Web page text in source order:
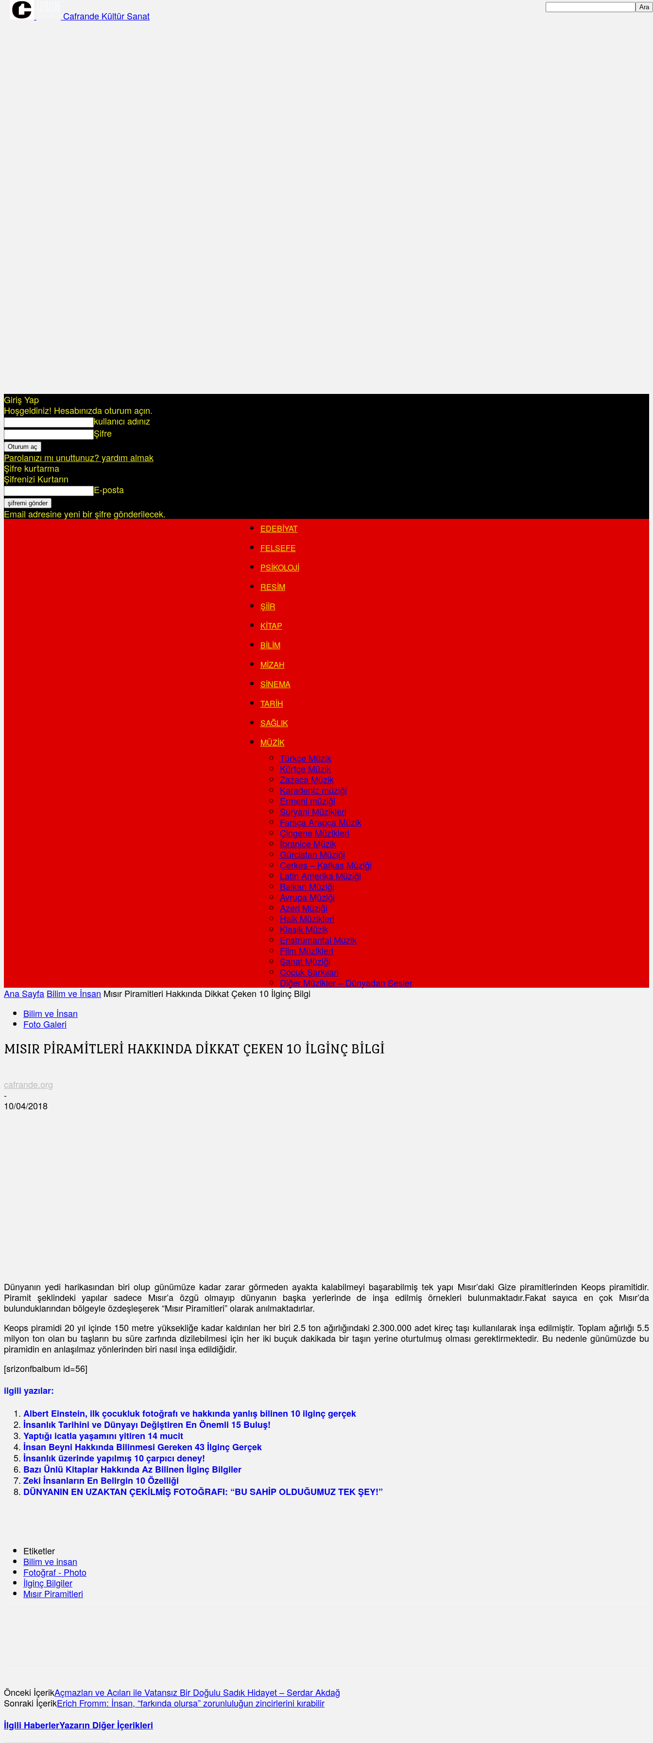
Giriş Yap
Hoşgeldiniz! Hesabınızda oturum açın.
kullanıcı adınız
Şifre
Parolanızı mı unuttunuz? yardım almak
Şifre kurtarma
Şifrenizi Kurtarın
E-posta
Email adresine yeni bir şifre gönderilecek.
Cafrande Kültür Sanat
EDEBIYAT
FELSEFE
PSIKOLOJI
RESIM
ŞIIR
KITAP
BILIM
MIZAH
SINEMA
TARIH
SAĞLIK
MÜZIK
Türkçe Müzik
Kürtçe Müzik
Zazaca Müzik
Karadeniz müziği
Ermeni müziği
Süryani Müzikleri
Farsça Arapça Müzik
Çingene Müzikleri
İbranice Müzik
Gürcistan Müziği
Çerkes – Kafkas Müziği
Latin Amerika Müziği
Balkan Müziği
Avrupa Müziği
Azeri Müziği
Halk Müzikleri
Klasik Müzik
Enstrümantal Müzik
Film Müzikleri
Sanat Müziği
Çocuk Şarkıları
Diğer Müzikler – Dünyadan Sesler
Ana Sayfa Bilim ve İnsan Mısır Piramitleri Hakkında Dikkat Çeken 10 İlginç Bilgi
Bilim ve İnsan
Foto Galeri
MISIR PIRAMITLERI HAKKINDA DIKKAT ÇEKEN 10 İLGINÇ BILGI
cafrande.org
-
10/04/2018
Dünyanın yedi harikasından biri olup günümüze kadar zarar görmeden ayakta kalabilmeyi başarabilmiş tek yapı Mısır’daki Gize piramitlerinden Keops piramitidir.
Piramit şeklindeki yapılar sadece Mısır’a özgü olmayıp dünyanın başka yerlerinde de inşa edilmiş örnekleri bulunmaktadır.Fakat sayıca en çok Mısır’da
bulunduklarından bölgeyle özdeşleşerek “Mısır Piramitleri” olarak anılmaktadırlar.
Keops piramidi 20 yıl içinde 150 metre yüksekliğe kadar kaldırılan her biri 2.5 ton ağırlığındaki 2.300.000 adet kireç taşı kullanılarak inşa edilmiştir. Toplam ağırlığı 5.5
milyon ton olan bu taşların bu süre zarfında dizilebilmesi için her iki buçuk dakikada bir taşın yerine oturtulmuş olması gerektirmektedir. Bu nedenle günümüzde bu
piramidin en anlaşılmaz yönlerinden biri nasıl inşa edildiğidir.
[srizonfbalbum id=56]
ilgili yazılar:
Albert Einstein, ilk çocukluk fotoğrafı ve hakkında yanlış bilinen 10 ilginç gerçek
İnsanlık Tarihini ve Dünyayı Değiştiren En Önemli 15 Buluş!
Yaptığı icatla yaşamını yitiren 14 mucit
İnsan Beyni Hakkında Bilinmesi Gereken 43 İlginç Gerçek
İnsanlık üzerinde yapılmış 10 çarpıcı deney!
Bazı Ünlü Kitaplar Hakkında Az Bilinen İlginç Bilgiler
Zeki İnsanların En Belirgin 10 Özelliği
DÜNYANIN EN UZAKTAN ÇEKİLMİŞ FOTOĞRAFI: “BU SAHİP OLDUĞUMUZ TEK ŞEY!”
Etiketler
Bilim ve insan
Fotoğraf - Photo
İlginç Bilgiler
Mısır Piramitleri
Önceki İçerikAçmazları ve Acıları ile Vatansız Bir Doğulu Sadık Hidayet – Serdar Akdağ
Sonraki İçerikErich Fromm: İnsan, “farkında olursa” zorunluluğun zincirlerini kırabilir
İlgili HaberlerYazarın Diğer İçerikleri